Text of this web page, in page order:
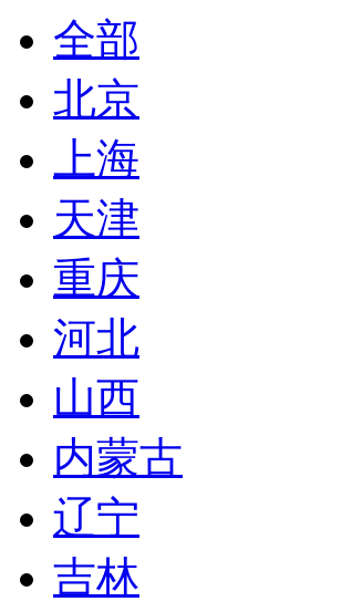
全部
北京
上海
天津
重庆
河北
山西
内蒙古
辽宁
吉林